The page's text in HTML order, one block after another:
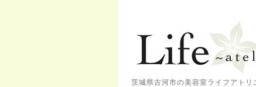
茨城県古河市の美容室ライフアト